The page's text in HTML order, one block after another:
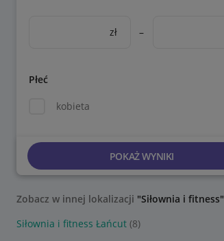
zł –
Płeć
kobieta
POKAŻ WYNIKI
Zobacz w innej lokalizacji "Siłownia i fitness"
Siłownia i fitness Łańcut (8)